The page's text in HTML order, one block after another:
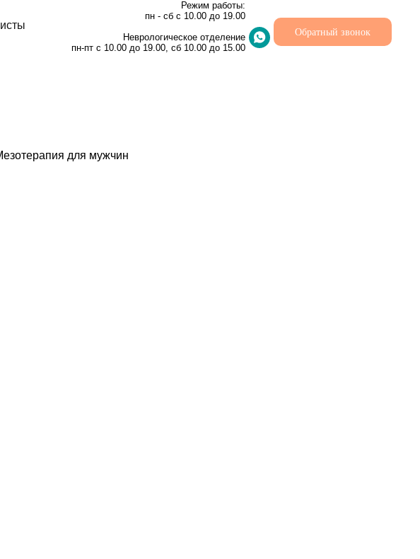
Режим работы:
пн - сб с 10.00 до 19.00
Неврологическое отделение
пн-пт с 10.00 до 19.00, сб 10.00 до 15.00
Обратный звонок
для мужчин